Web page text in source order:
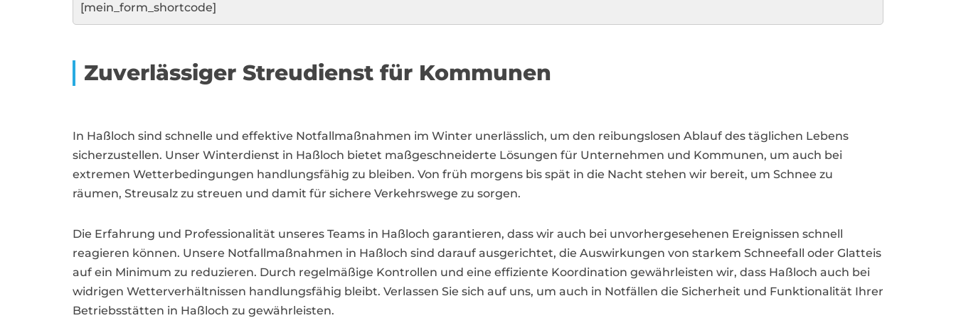
[mein_form_shortcode]
Zuverlässiger Streudienst für Kommunen
In Haßloch sind schnelle und effektive Notfallmaßnahmen im Winter unerlässlich, um den reibungslosen Ablauf des täglichen Lebens
sicherzustellen. Unser Winterdienst in Haßloch bietet maßgeschneiderte Lösungen für Unternehmen und Kommunen, um auch bei
extremen Wetterbedingungen handlungsfähig zu bleiben. Von früh morgens bis spät in die Nacht stehen wir bereit, um Schnee zu
räumen, Streusalz zu streuen und damit für sichere Verkehrswege zu sorgen.
Die Erfahrung und Professionalität unseres Teams in Haßloch garantieren, dass wir auch bei unvorhergesehenen Ereignissen schnell
reagieren können. Unsere Notfallmaßnahmen in Haßloch sind darauf ausgerichtet, die Auswirkungen von starkem Schneefall oder Glatteis
auf ein Minimum zu reduzieren. Durch regelmäßige Kontrollen und eine effiziente Koordination gewährleisten wir, dass Haßloch auch bei
widrigen Wetterverhältnissen handlungsfähig bleibt. Verlassen Sie sich auf uns, um auch in Notfällen die Sicherheit und Funktionalität Ihrer
Betriebsstätten in Haßloch zu gewährleisten.